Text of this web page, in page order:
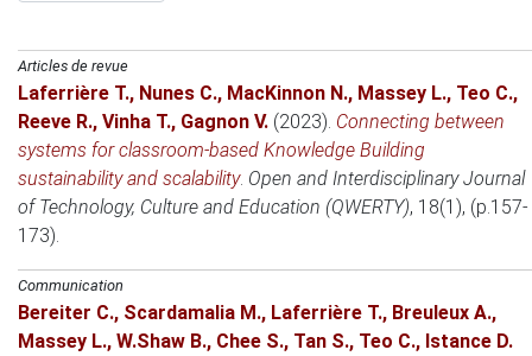
Articles de revue
Laferrière T., Nunes C., MacKinnon N., Massey L., Teo C.,
Reeve R., Vinha T., Gagnon V. (2023). Connecting between
systems for classroom-based Knowledge Building
sustainability and scalability. Open and Interdisciplinary Journal
of Technology, Culture and Education (QWERTY), 18(1), (p.157-
173).
Communication
Bereiter C., Scardamalia M., Laferrière T., Breuleux A.,
Massey L., W.Shaw B., Chee S., Tan S., Teo C., Istance D.